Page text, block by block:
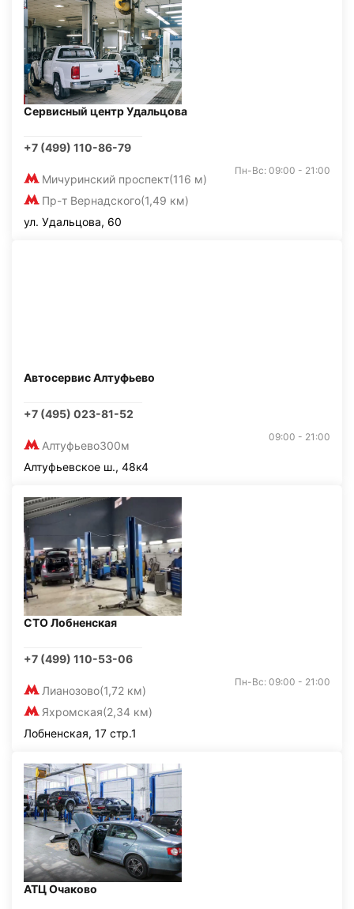
Сервисный центр Удальцова
+7 (499) 110-86-79
Мичуринский проспект(116 м)
Пр-т Вернадского(1,49 км)
Пн-Вс: 09:00 - 21:00
ул. Удальцова, 60
Автосервис Алтуфьево
+7 (495) 023-81-52
Алтуфьево300м
09:00 - 21:00
Алтуфьевское ш., 48к4
СТО Лобненская
+7 (499) 110-53-06
Лианозово(1,72 км)
Яхромская(2,34 км)
Пн-Вс: 09:00 - 21:00
Лобненская, 17 стр.1
АТЦ Очаково